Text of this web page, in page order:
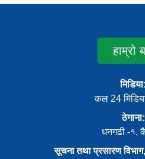
हाम्रो
मिडिया:
कल 24
ठेगाना:
धनगढी -१,
सूचना तथा प्रसारण